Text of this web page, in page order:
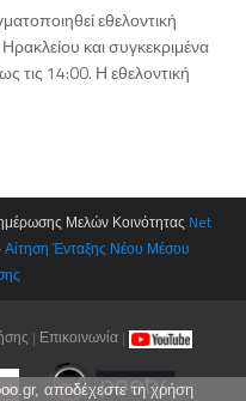
εθελοντική
και συγκεκριμένα
τις 14:00. Η εθελοντική
Μελών Κοινότητας Net
Αίτηση Ένταξης Νέου Μέσου
| Επικοινωνία|
αποδέχεστε τη χρήση